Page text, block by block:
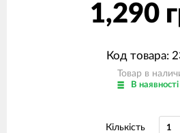
1,290
Код товара:
Товар в
В наявності
Кількість